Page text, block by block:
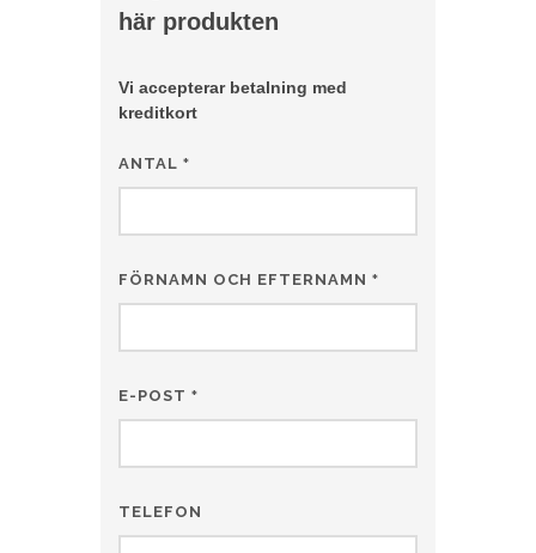
här produkten
Vi accepterar betalning med
kreditkort
ANTAL *
FÖRNAMN OCH EFTERNAMN *
E-POST *
TELEFON